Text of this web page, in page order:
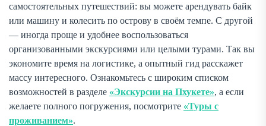
самостоятельных путешествий: вы можете арендувать байк
или машину и колесить по острову в своём темпе. С другой
— иногда проще и удобнее воспользоваться
организованными экскурсиями или целыми турами. Так вы
экономите время на логистике, а опытный гид расскажет
массу интересного. Ознакомьтесь с широким списком
возможностей в разделе «Экскурсии на Пхукете», а если
желаете полного погружения, посмотрите «Туры с
проживанием».